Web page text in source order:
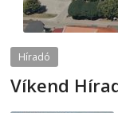
Híradó
Víkend